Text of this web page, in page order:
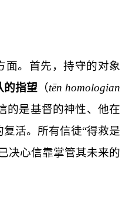
面。首先，持守的对象
的指望 （ten homologian
的是基督的神性、他在
活。所有信徒“得救是
决心信靠掌管其未来的